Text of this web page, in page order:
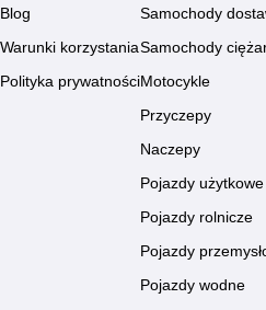
Blog
Warunki korzystania
Polityka prywatności
Samochody
Samochody
Motocykle
Przyczepy
Naczepy
Pojazdy użytkowe
Pojazdy rolnicze
Pojazdy
Pojazdy wodne